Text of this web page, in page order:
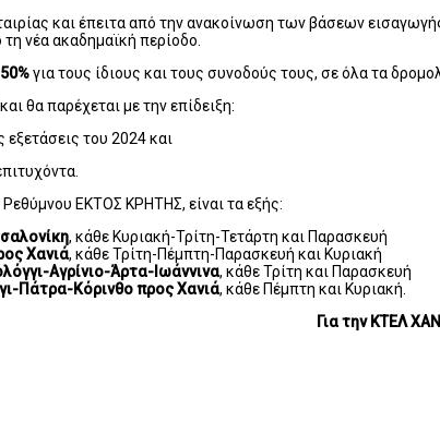
και έπειτα από την ανακοίνωση των βάσεων
νέα ακαδημαϊκή περίοδο.
για τους ίδιους και τους συνοδούς τους, σε όλα τα
θα παρέχεται με την επίδειξη:
του 2024 και
ΕΚΤΟΣ ΚΡΗΤΗΣ, είναι τα εξής:
, κάθε Κυριακή-Τρίτη-Τετάρτη και Παρασκευή
Χανιά, κάθε Τρίτη-Πέμπτη-Παρασκευή και Κυριακή
Αγρίνιο-Άρτα-Ιωάννινα, κάθε Τρίτη και Παρασκευή
Πάτρα-Κόρινθο προς Χανιά, κάθε Πέμπτη και Κυριακή.
ΧΑΝΙΩΝ-